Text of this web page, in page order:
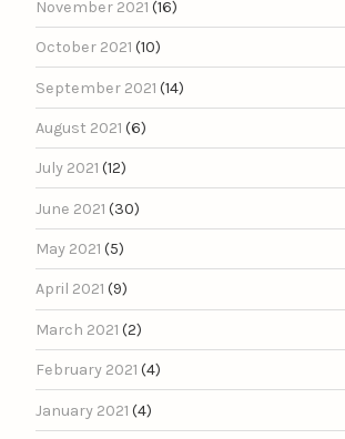
November 2021 (16)
October 2021 (10)
September 2021 (14)
August 2021 (6)
July 2021 (12)
June 2021 (30)
May 2021 (5)
April 2021 (9)
March 2021 (2)
February 2021 (4)
January 2021 (4)